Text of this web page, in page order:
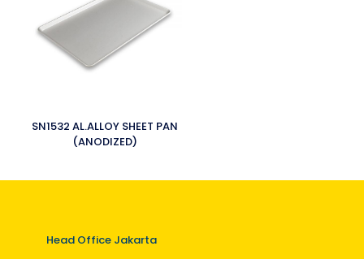
SN1532 AL.ALLOY SHEET PAN
(ANODIZED)
Head Office Jakarta